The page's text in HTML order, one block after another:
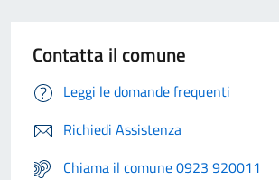
Contatta il comune
Leggi le domande frequenti
Richiedi Assistenza
Chiama il comune 0923 920011